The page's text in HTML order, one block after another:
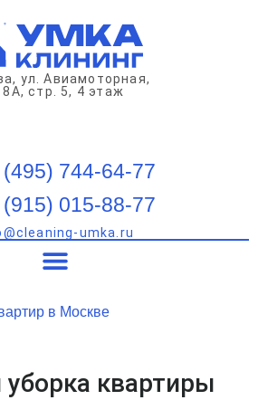
ул. Авиамоторная,
8А, стр. 5, 4 этаж
(495) 744-64-77
(915) 015-88-77
umka.ru
в Москве
квартиры